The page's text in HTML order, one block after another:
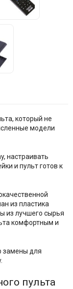
который не
модели
настраивать
и пульт готов к
из пластика
из лучшего сырья
комфортным и
замены для
пульта